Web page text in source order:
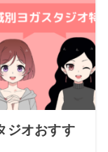
ジオおすす